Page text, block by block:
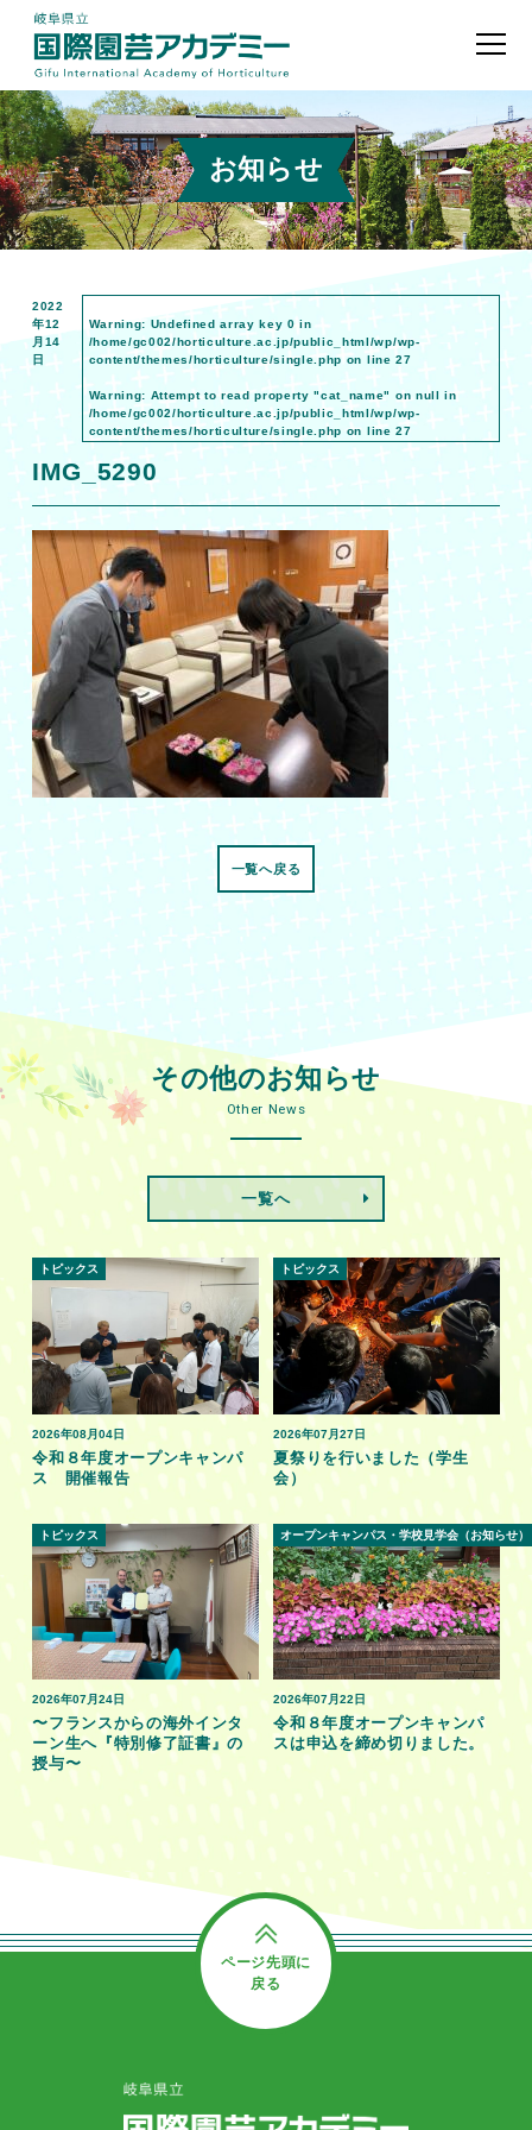
お知らせ
2022
年12
月14
日
Warning: Undefined array key 0 in
/home/gc002/horticulture.ac.jp/public_html/wp/wp-
content/themes/horticulture/single.php on line27
Warning: Attempt to read property "cat_name" on null in
/home/gc002/horticulture.ac.jp/public_html/wp/wp-
content/themes/horticulture/single.php on line27
IMG_5290
一覧へ戻る
その他のお知らせ
Other News
一覧へ
2026年08月04日
トピックス
令和８年度オープンキャンパ
ス 開催報告
2026年07月27日
トピックス
夏祭りを行いました（学生
会）
2026年07月24日
トピックス
〜フランスからの海外インタ
ーン生へ『特別修了証書』の
授与〜
2026年07月22日
オープンキャンパス・学校見学会（お知らせ）
令和８年度オープンキャンパ
スは申込を締め切りました。
ページ先頭に
戻る